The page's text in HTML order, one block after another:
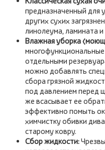
предназначенный для
других сухих
линолеума, ламината и
Влажная уборка
отдельными
можно добавлять
сбора грязной
под давлением перед
же всасывает ее
эффективно помыть
химчистку обивки
старому ковру.
Сбор жидкости: